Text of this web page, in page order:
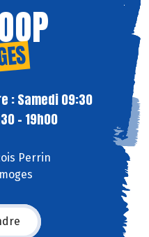
: Samedi 09:30
- 19h00
Perrin